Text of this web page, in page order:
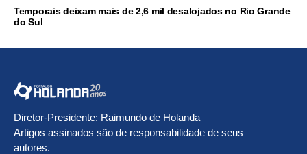
Temporais deixam mais de 2,6 mil desalojados no Rio Grande
do Sul
Diretor-Presidente: Raimundo de Holanda
Artigos assinados são de responsabilidade de seus
autores.